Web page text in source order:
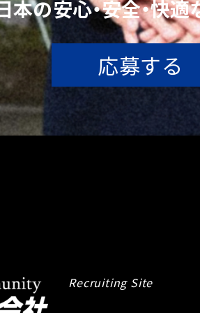
本の安心・安全・快適
応募する
Recruiting Site